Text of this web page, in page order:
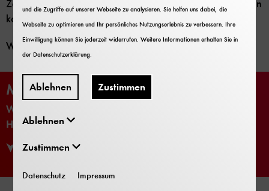
Zeilinger sie schliesslich abschliessend experimentell klären
konnten. Naja, für mich abschliessend.
Weitere Informationen finden sie im Download.
Mehr zum Vortrag
Wissenschaft für jedermann, Vortrag von Prof. Dr.
Herbert Dreiner, 22. März 2023
Download PDF (PDF 303 KB)
und die Zugriffe auf unserer Webseite zu analysieren. Sie helfen uns dabei, die
Webseite zu optimieren und Ihr persönliches Nutzungserlebnis zu verbessern. Ihre
Einwilligung können Sie jederzeit widerrufen. Weitere Informationen erhalten Sie in
derDatenschutzerklärung.
Ablehnen Zustimmen
Ablehnen
Zustimmen
Datenschutz Impressum